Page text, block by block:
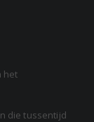
het
die tussentijd